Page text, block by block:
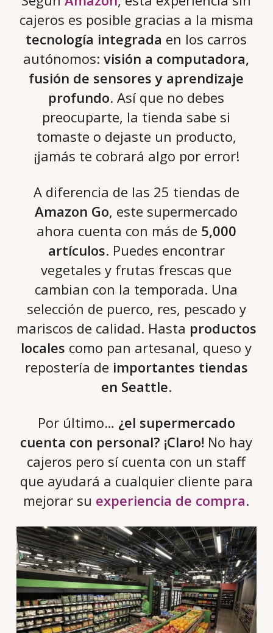
cajeros es posible gracias a la misma
tecnología integrada en los carros
autónomos:visión a computadora,
fusión de sensores y aprendizaje
profundo. Así que no debes
preocuparte, la tienda sabe si
tomaste o dejaste un producto,
¡jamás te cobrará algo por error!
A diferencia de las 25 tiendas de
Amazon Go, este supermercado
ahora cuenta con más de 5,000
artículos. Puedes encontrar
vegetales y frutas frescas que
cambian con la temporada. Una
selección de puerco, res, pescado y
mariscos de calidad. Hasta productos
locales como pan artesanal, queso y
repostería de importantes tiendas
en Seattle.
Por último… ¿el supermercado
cuenta con personal? ¡Claro! No hay
cajeros pero sí cuenta con un staff
que ayudará a cualquier cliente para
mejorar su experiencia de compra.